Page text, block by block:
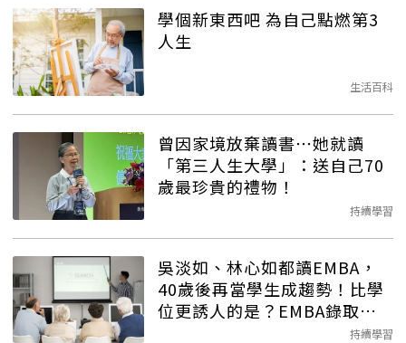
學個新東西吧 為自己點燃第3
人生
生活百科
曾因家境放棄讀書⋯她就讀
「第三人生大學」：送自己70
歲最珍貴的禮物！
持續學習
吳淡如、林心如都讀EMBA，
40歲後再當學生成趨勢！比學
位更誘人的是？EMBA錄取的
持續學習